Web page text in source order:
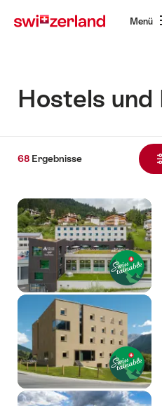
Menü
Hostels
Ergebnisse
68 Ergebnisse